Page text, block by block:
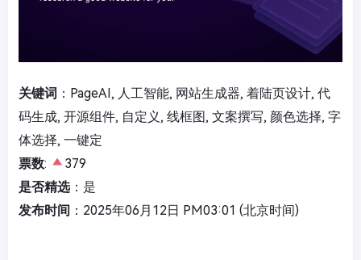
关键词 ：PageAI, 人工智能, 网站生成器, 着陆页设计, 代
码生成, 开源组件, 自定义, 线框图, 文案撰写, 颜色选择, 字
体选择, 一键定
票数:
379
是否精选：是
发布时间 ：2025年06月12日 PM03:01 (北京时间)